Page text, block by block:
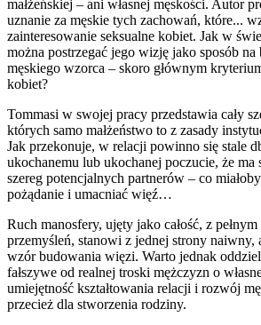
małżeńskiej – ani własnej męskości. Autor
uznanie za męskie tych zachowań, które...
zainteresowanie seksualne kobiet. Jak w
można postrzegać jego wizję jako sposób
męskiego wzorca – skoro głównym
kobiet?
Tommasi w swojej pracy przedstawia cały
których samo małżeństwo to z zasady
Jak przekonuje, w relacji powinno się stale
ukochanemu lub ukochanej poczucie, że ma
szereg potencjalnych partnerów – co
pożądanie i umacniać więź…
Ruch manosfery, ujęty jako całość, z
przemyśleń, stanowi z jednej strony
wzór budowania więzi. Warto jednak
fałszywe od realnej troski mężczyzn o
umiejętność kształtowania relacji i rozwój
przecież dla stworzenia rodziny.